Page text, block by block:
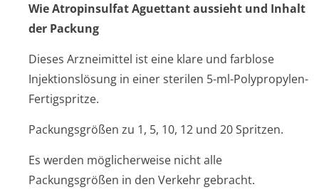
Wie Atropinsulfat Aguettant aussieht und Inhalt
der Packung
Dieses Arzneimittel ist eine klare und farblose
Injektionslösung in einer sterilen 5-ml-Polypropylen-
Fertigspritze.
Packungsgrößen zu 1, 5, 10, 12 und 20 Spritzen.
Es werden möglicherweise nicht alle
Packungsgrößen in den Verkehr gebracht.